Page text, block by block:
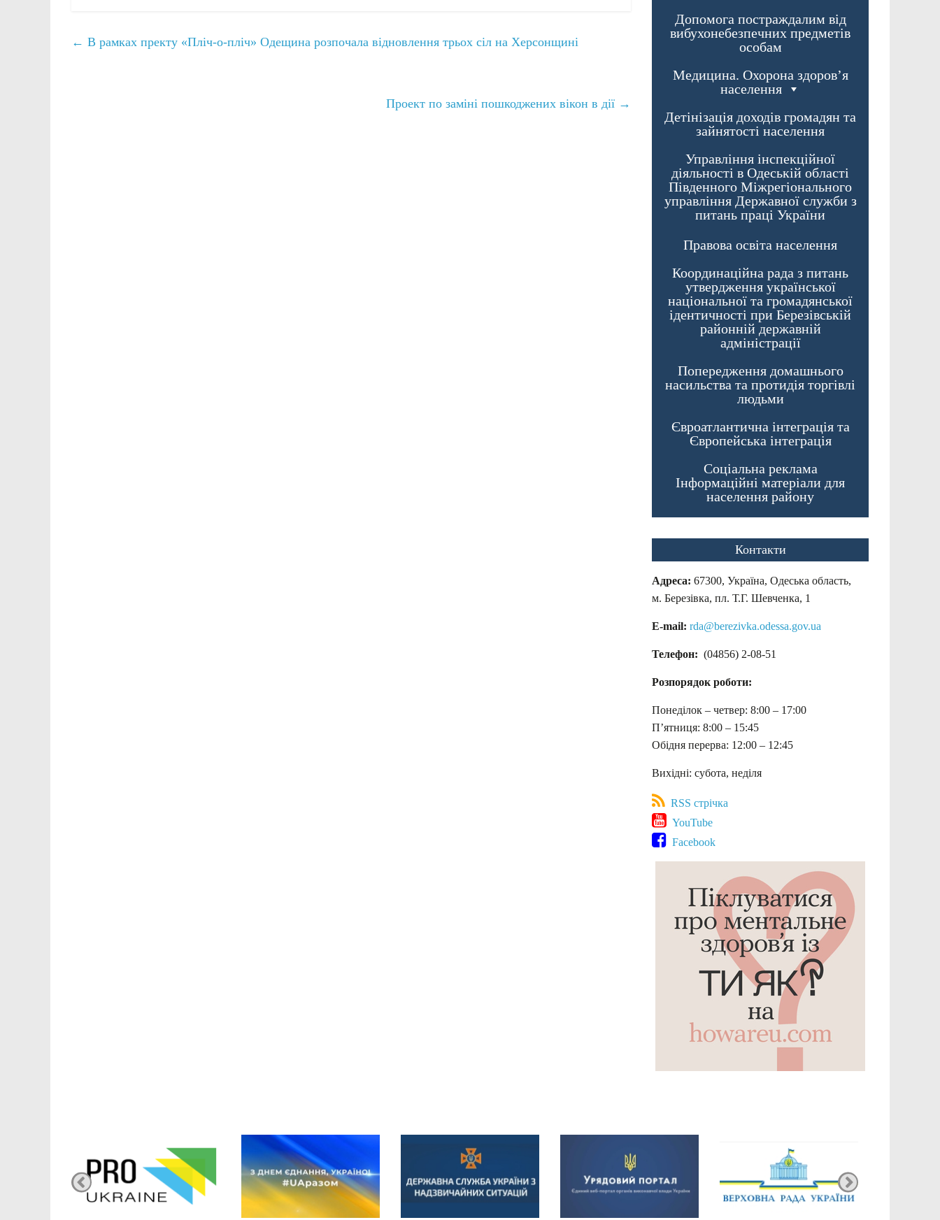
← В рамках пректу «Пліч-о-пліч» Одещина розпочала відновлення трьох сіл на Херсонщині
Проект по заміні пошкоджених вікон в дії →
Допомога постраждалим від
вибухонебезпечних предметів
особам
Медицина. Охорона здоров’я
населення
Детінізація доходів громадян та
зайнятості населення
Управління інспекційної
діяльності в Одеській області
Південного Міжрегіонального
управління Державної служби з
питань праці України
Правова освіта населення
Координаційна рада з питань
утвердження української
національної та громадянської
ідентичності при Березівській
районній державній
адміністрації
Попередження домашнього
насильства та протидія торгівлі
людьми
Євроатлантична інтеграція та
Європейська інтеграція
Соціальна реклама
Інформаційні матеріали для
населення району
Контакти
Адреса: 67300, Україна, Одеська область,
м. Березівка, пл. Т.Г. Шевченка, 1
E-mail: rda@berezivka.odessa.gov.ua
Телефон: (04856) 2-08-51
Розпорядок роботи:
Понеділок – четвер: 8:00 – 17:00
П’ятниця: 8:00 – 15:45
Обідня перерва: 12:00 – 12:45
Вихідні: субота, неділя
RSS стрічка
YouTube
Facebook